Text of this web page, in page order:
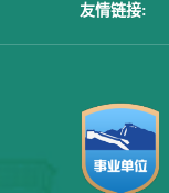
友情链接: